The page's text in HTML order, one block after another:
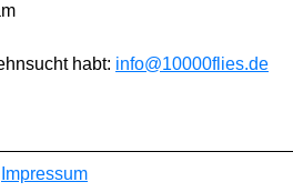
habt: info@10000flies.de
Impressum